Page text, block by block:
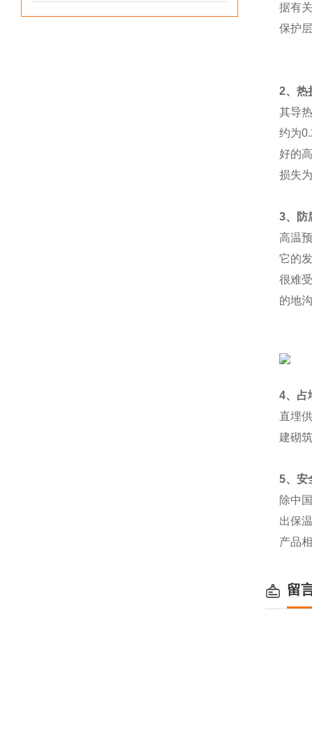
据有
保护
2、热
其导
约为
好的
损失
3、防
高温
它的
很难
的地
4、占
直埋
建砌
5、安
除中
出保
产品
留